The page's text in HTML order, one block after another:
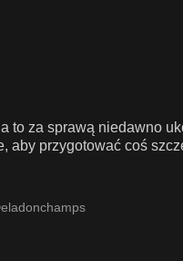
to za sprawą niedawno
aby przygotować coś